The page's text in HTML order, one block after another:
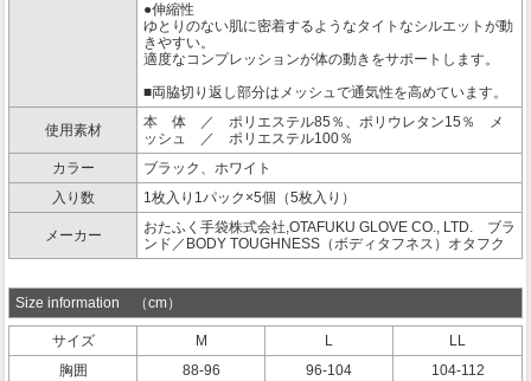
●伸縮性
ゆとりのない肌に密着するようなタイトなシルエットが動
きやすい。
適度なコンプレッションが体の動きをサポートします。
■両脇切り返し部分はメッシュで通気性を高めています。
使用素材
本 体 ／ ポリエステル85％、ポリウレタン15％ メ
ッシュ ／ ポリエステル100％
カラー
ブラック、ホワイト
入り数
1枚入り1パック×5個（5枚入り）
メーカー
おたふく手袋株式会社,OTAFUKU GLOVE CO., LTD. ブラ
ンド／BODY TOUGHNESS（ボディタフネス）オタフク
Size information （cm）
サイズ M L
LL
胸囲
88-96 96-104
104-112